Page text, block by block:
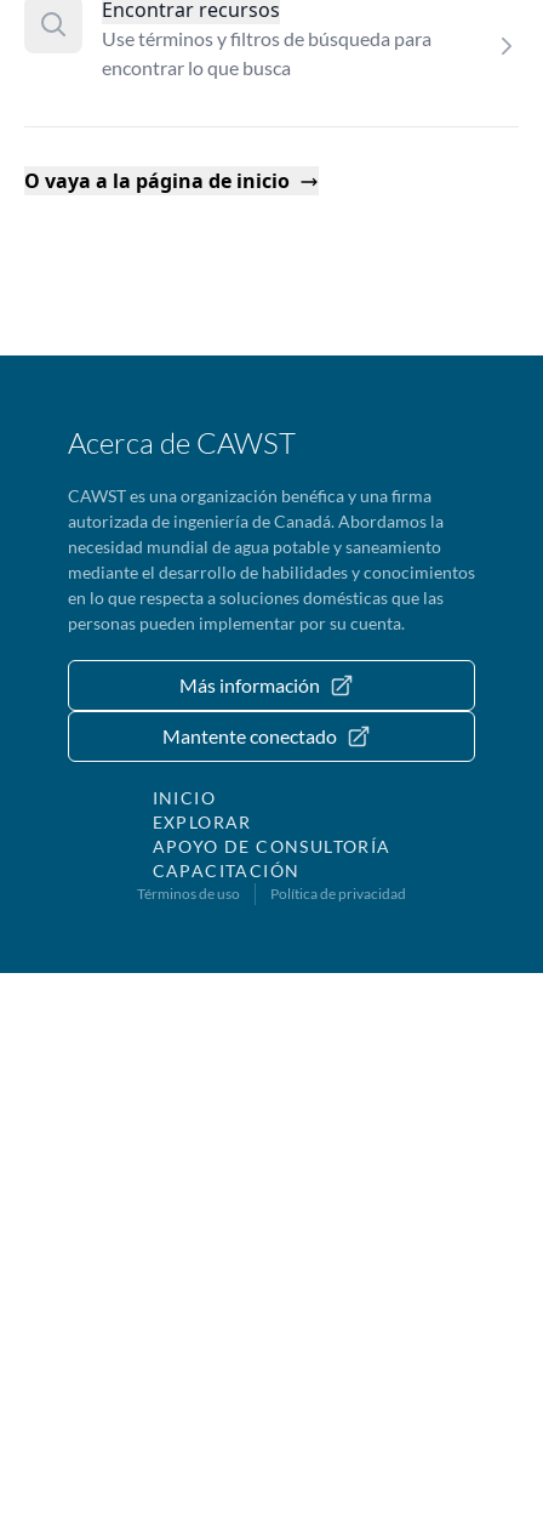
Encontrar recursos
Use términos y filtros de búsqueda para
encontrar lo que busca
O vaya a la página de inicio
Acerca de CAWST
CAWST es una organización benéfica y una firma
autorizada de ingeniería de Canadá. Abordamos la
necesidad mundial de agua potable y saneamiento
mediante el desarrollo de habilidades y conocimientos
en lo que respecta a soluciones domésticas que las
personas pueden implementar por su cuenta.
Más información
Mantente conectado
INICIO
EXPLORAR
APOYO DE CONSULTORÍA
CAPACITACIÓN
Términos de uso Política de privacidad